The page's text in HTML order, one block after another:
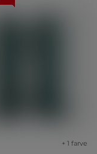
+ 1 farve